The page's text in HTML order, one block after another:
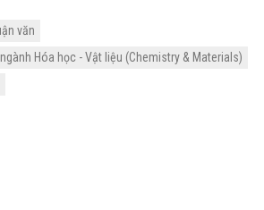
văn
Hóa học - Vật liệu (Chemistry & Materials)